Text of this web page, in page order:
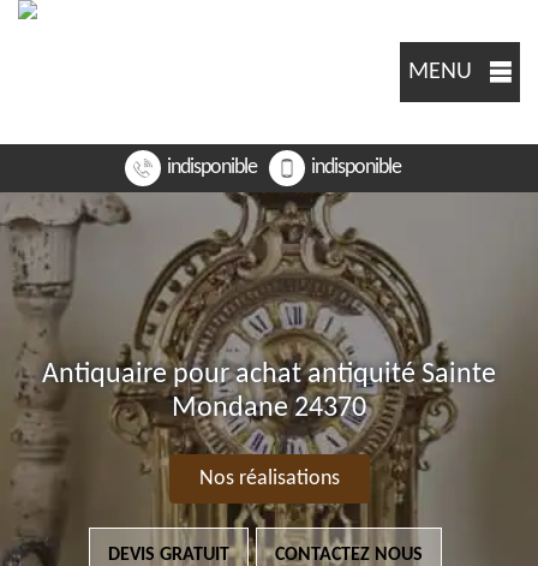
MENU
indisponible indisponible
Antiquaire pour achat antiquité Sainte
Mondane 24370
Nos réalisations
DEVIS GRATUIT CONTACTEZ NOUS